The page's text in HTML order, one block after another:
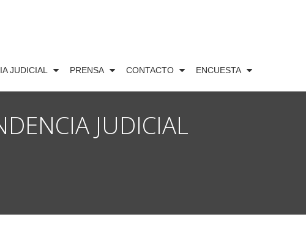
JUDICIAL PRENSA CONTACTO ENCUESTA
JUDICIAL